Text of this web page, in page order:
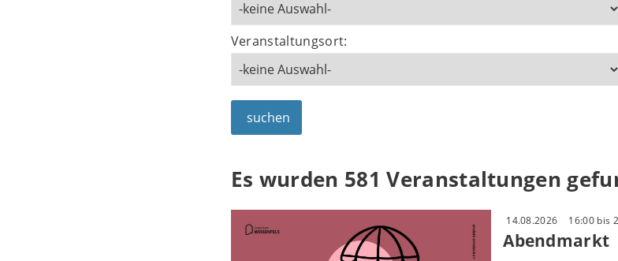
Veranstaltungsort:
suchen
Es wurden 581 Veranstaltungen
14.08.2026 16:00 bis
Abendmarkt